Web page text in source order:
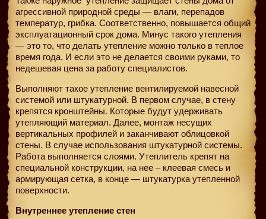
агрессивной природной среды — влаги, перепадов
температур, грибка. Соответственно, повышается общий
эксплуатационный срок дома. Минус такого утепления
— это то, что делать утепление можно только в теплое
время года. И если это не делается своими руками, то
недешевая цена за работу специалистов.
Выполняют такое утепление вентилируемой навесной
системой или штукатурной. В первом случае, в стену
крепятся кронштейны. Которые будут удерживать
утепляющий материал. Далее, монтаж несущих
вертикальных профилей и заканчивают облицовкой
стены. В случае использования штукатурной системы.
Работа выполняется слоями. Утеплитель крепят на
специальной конструкции, на нее – клеевая смесь и
армирующая сетка, в конце — штукатурка утепленной
поверхности.
Внутреннее утепление стен